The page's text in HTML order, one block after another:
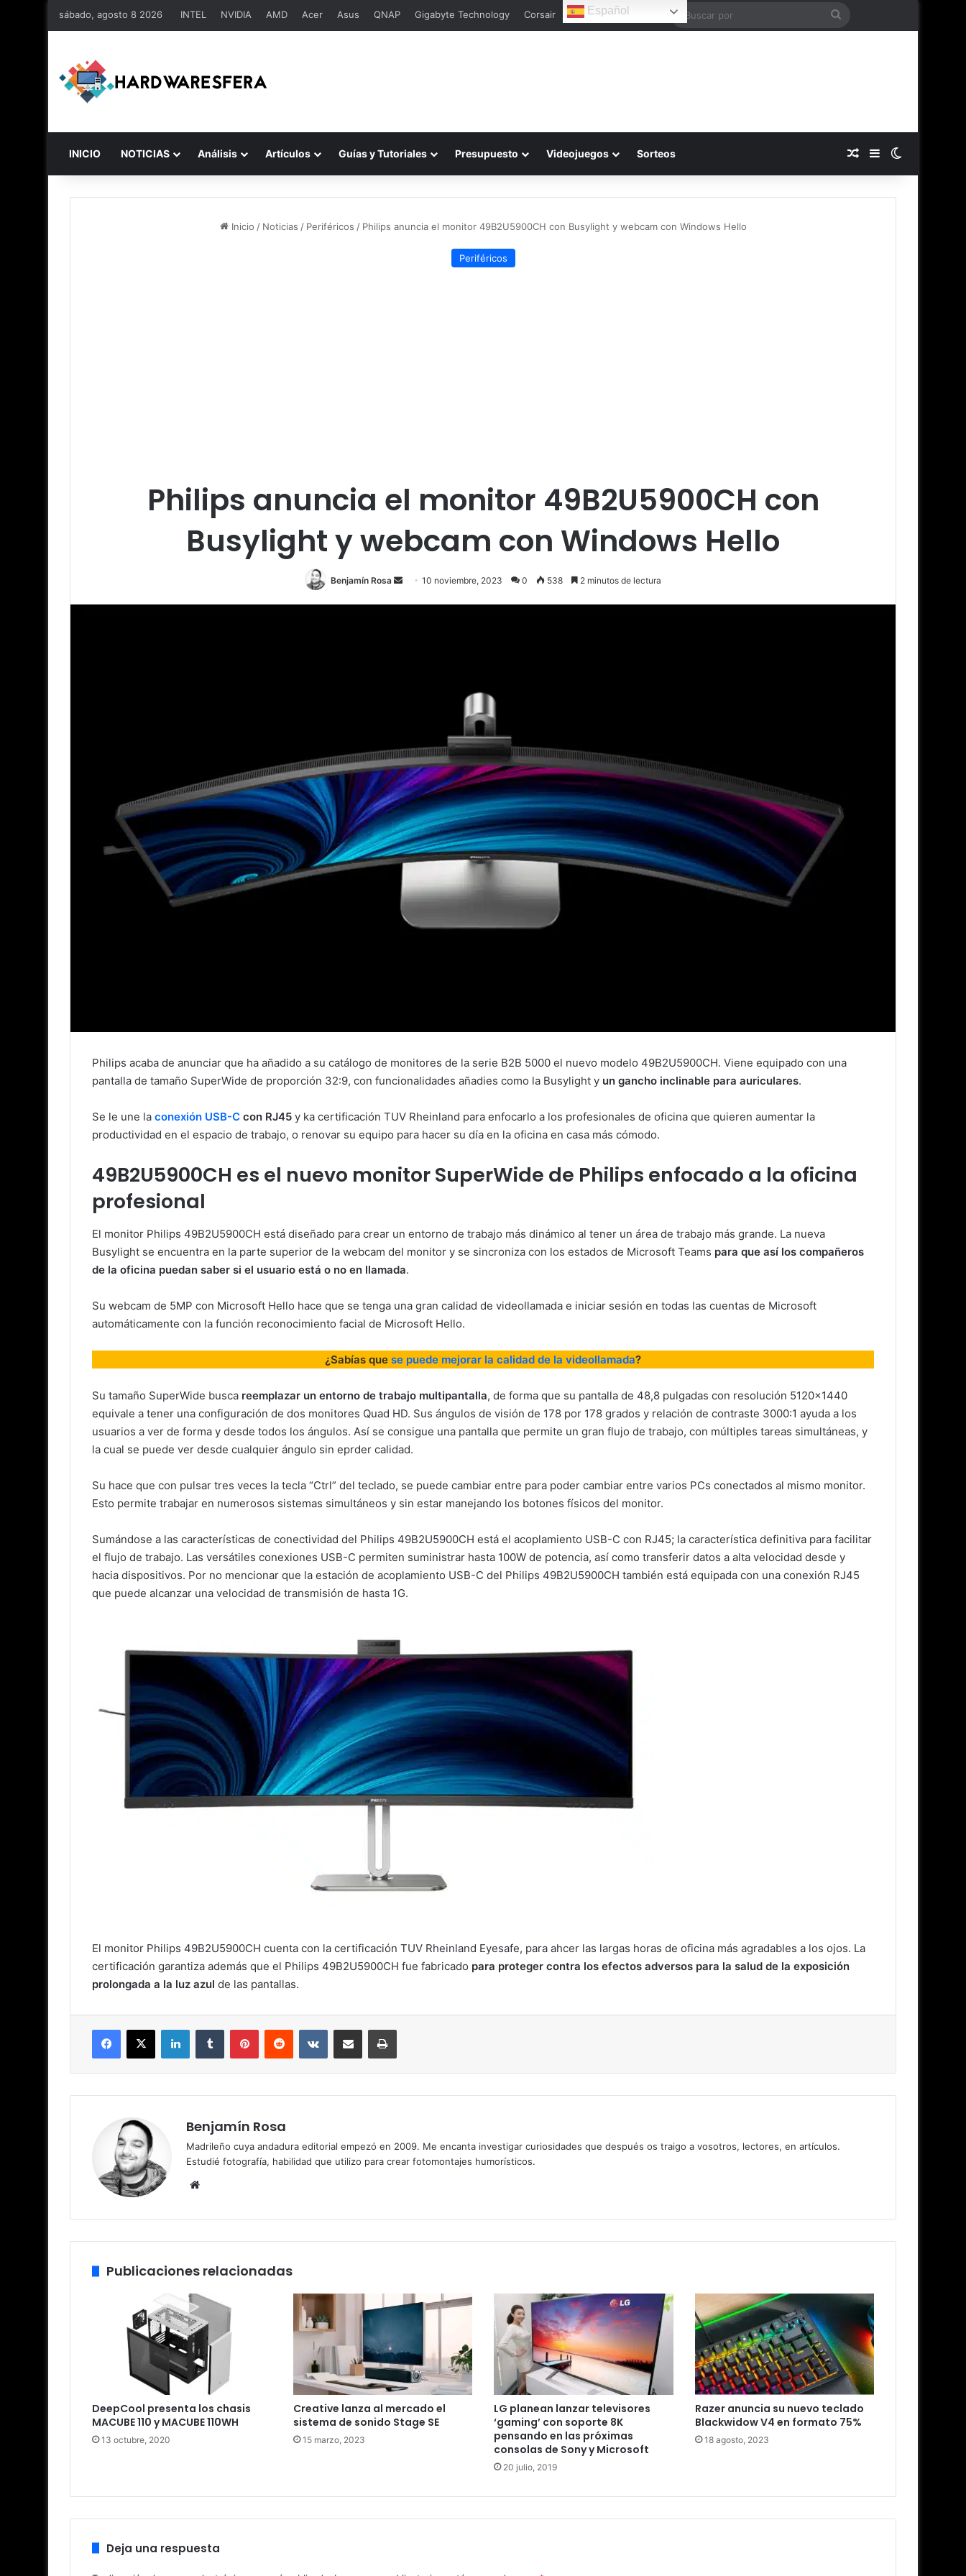
sábado, agosto 8 2026 INTEL NVIDIA AMD Acer Asus QNAP Gigabyte Technology Corsair Español
Buscar
INICIO NOTICIAS Análisis Artículos Guías y Tutoriales Presupuesto Videojuegos Sorteos Publicación al azar
Barra lateral
Inicio / Noticias / Periféricos / Philips anuncia el monitor 49B2U5900CH con Busylight y webcam con Windows Hello
Periféricos
Philips anuncia el monitor 49B2U5900CH con
Busylight y webcam con Windows Hello
Benjamín Rosa
Send10 noviembre, 2023 0 538 2 minutos de lectura
Philips acaba de anunciar que ha añadido a su catálogo de monitores de la serie B2B 5000 el nuevo modelo 49B2U5900CH. Viene equipado con una
pantalla de tamaño SuperWide de proporción 32:9, con funcionalidades añadies como la Busylight y un gancho inclinable para auriculares.
Se le une la conexión USB-C con RJ45 y ka certificación TUV Rheinland para enfocarlo a los profesionales de oficina que quieren aumentar la
productividad en el espacio de trabajo, o renovar su equipo para hacer su día en la oficina en casa más cómodo.
49B2U5900CH es el nuevo monitor SuperWide de Philips enfocado a la oficina
profesional
El monitor Philips 49B2U5900CH está diseñado para crear un entorno de trabajo más dinámico al tener un área de trabajo más grande. La nueva
Busylight se encuentra en la parte superior de la webcam del monitor y se sincroniza con los estados de Microsoft Teams para que así los compañeros
de la oficina puedan saber si el usuario está o no en llamada.
Su webcam de 5MP con Microsoft Hello hace que se tenga una gran calidad de videollamada e iniciar sesión en todas las cuentas de Microsoft
automáticamente con la función reconocimiento facial de Microsoft Hello.
¿Sabías que se puede mejorar la calidad de la videollamada?
Su tamaño SuperWide busca reemplazar un entorno de trabajo multipantalla, de forma que su pantalla de 48,8 pulgadas con resolución 5120×1440
equivale a tener una configuración de dos monitores Quad HD. Sus ángulos de visión de 178 por 178 grados y relación de contraste 3000:1 ayuda a los
usuarios a ver de forma y desde todos los ángulos. Así se consigue una pantalla que permite un gran flujo de trabajo, con múltiples tareas simultáneas, y
la cual se puede ver desde cualquier ángulo sin eprder calidad.
Su hace que con pulsar tres veces la tecla “Ctrl” del teclado, se puede cambiar entre para poder cambiar entre varios PCs conectados al mismo monitor.
Esto permite trabajar en numerosos sistemas simultáneos y sin estar manejando los botones físicos del monitor.
Sumándose a las características de conectividad del Philips 49B2U5900CH está el acoplamiento USB-C con RJ45; la característica definitiva para facilitar
el flujo de trabajo. Las versátiles conexiones USB-C permiten suministrar hasta 100W de potencia, así como transferir datos a alta velocidad desde y
hacia dispositivos. Por no mencionar que la estación de acoplamiento USB-C del Philips 49B2U5900CH también está equipada con una conexión RJ45
que puede alcanzar una velocidad de transmisión de hasta 1G.
El monitor Philips 49B2U5900CH cuenta con la certificación TUV Rheinland Eyesafe, para ahcer las largas horas de oficina más agradables a los ojos. La
certificación garantiza además que el Philips 49B2U5900CH fue fabricado para proteger contra los efectos adversos para la salud de la exposición
prolongada a la luz azul de las pantallas.
Facebook
X LinkedInTumblr PinterestReddit VKontakteCompartir por correo electrónicoImprimir
Benjamín Rosa
Madrileño cuya andadura editorial empezó en 2009. Me encanta investigar curiosidades que después os traigo a vosotros, lectores, en artículos.
Estudié fotografía, habilidad que utilizo para crear fotomontajes humorísticos.
Publicaciones relacionadas
DeepCool presenta los chasis
MACUBE 110 y MACUBE 110WH
13 octubre, 2020
Creative lanza al mercado el
sistema de sonido Stage SE
15 marzo, 2023
LG planean lanzar televisores
‘gaming’ con soporte 8K
pensando en las próximas
consolas de Sony y Microsoft
20 julio, 2019
Razer anuncia su nuevo teclado
Blackwidow V4 en formato 75%
18 agosto, 2023
Deja una respuesta